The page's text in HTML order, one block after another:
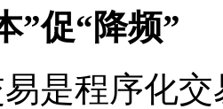
”促“降频”
程序化交